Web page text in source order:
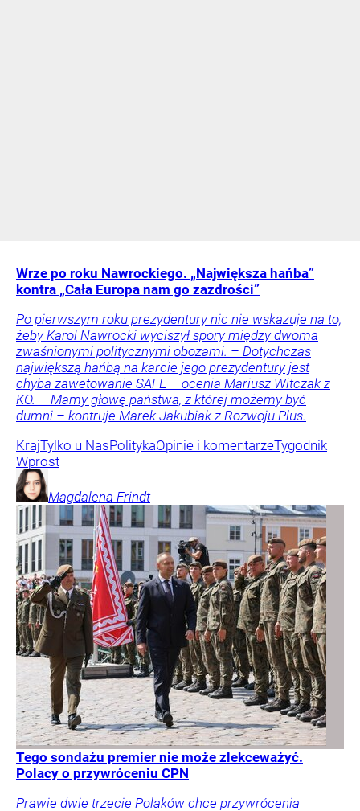
Wrze po roku Nawrockiego. „Największa hańba”
kontra „Cała Europa nam go zazdrości”
Po pierwszym roku prezydentury nic nie wskazuje na to,
żeby Karol Nawrocki wyciszył spory między dwoma
zwaśnionymi politycznymi obozami. – Dotychczas
największą hańbą na karcie jego prezydentury jest
chyba zawetowanie SAFE – ocenia Mariusz Witczak z
KO. – Mamy głowę państwa, z której możemy być
dumni – kontruje Marek Jakubiak z Rozwoju Plus.
KrajTylko u NasPolitykaOpinie i komentarzeTygodnik
Wprost
Magdalena Frindt
Tego sondażu premier nie może zlekceważyć.
Polacy o przywróceniu CPN
Prawie dwie trzecie Polaków chce przywrócenia